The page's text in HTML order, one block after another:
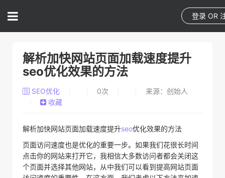
登录 OR
解析加快网站页面加载速度提升
seo优化效果的方法
SEO优化 0次
来源：创始人
收藏
解析加快网站页面加载速度提升seo优化效果的方法
页面访问速度也是优化的重要一步。如果我们花很长时间
点击你的网站来打开它，我相信大多数访问者都会关闭这
个页面并选择其他网站，从中我们可以看到提高网站页面